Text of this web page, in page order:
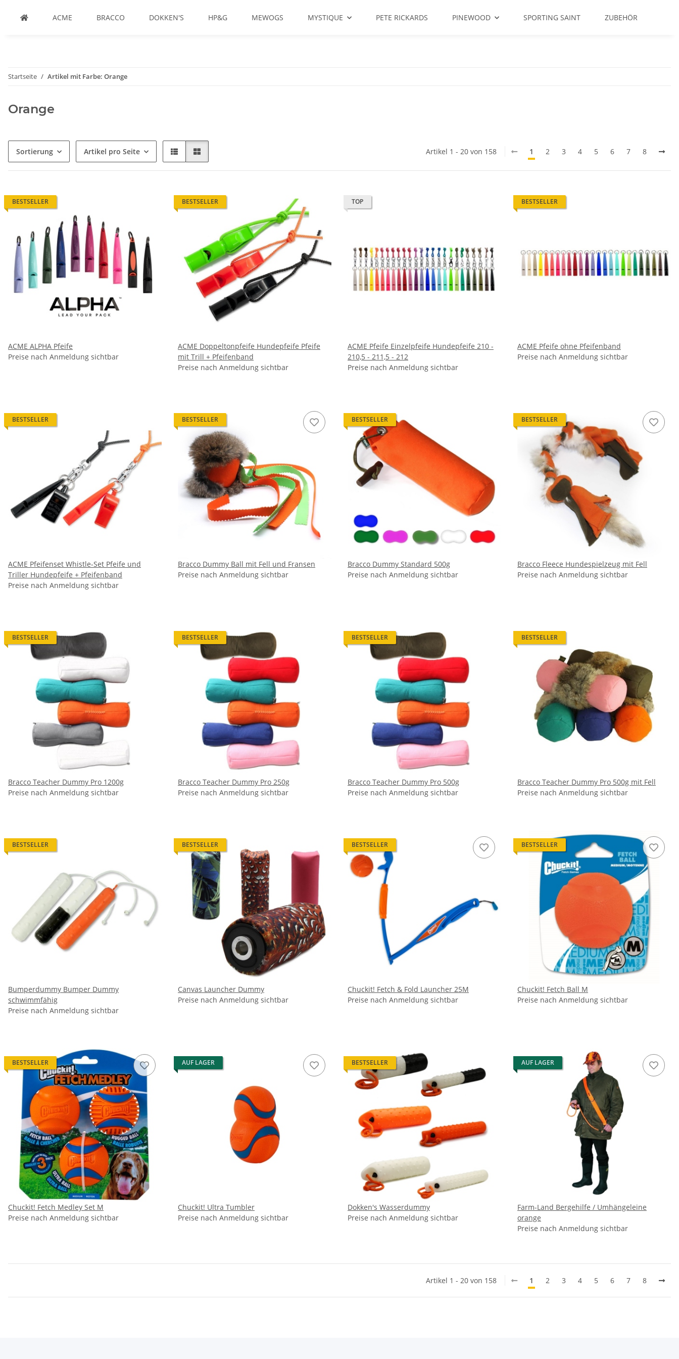
ACME BRACCO DOKKEN'S HP&G MEWOGS MYSTIQUE PETE RICKARDS PINEWOOD SPORTING SAINT ZUBEHÖR
Startseite Artikel mit Farbe: Orange
Orange
Sortierung Artikel pro Seite Artikel 1 - 20 von 158 1 2 3 4 5 6 7 8
BESTSELLER
ACME ALPHA Pfeife
Preise nach Anmeldung sichtbar
BESTSELLER
ACME Doppeltonpfeife Hundepfeife Pfeife
mit Trill + Pfeifenband
Preise nach Anmeldung sichtbar
TOP
ACME Pfeife Einzelpfeife Hundepfeife 210 -
210,5 - 211,5 - 212
Preise nach Anmeldung sichtbar
BESTSELLER
ACME Pfeife ohne Pfeifenband
Preise nach Anmeldung sichtbar
BESTSELLER
ACME Pfeifenset Whistle-Set Pfeife und
Triller Hundepfeife + Pfeifenband
Preise nach Anmeldung sichtbar
BESTSELLER
Bracco Dummy Ball mit Fell und Fransen
Preise nach Anmeldung sichtbar
BESTSELLER
Bracco Dummy Standard 500g
Preise nach Anmeldung sichtbar
BESTSELLER
Bracco Fleece Hundespielzeug mit Fell
Preise nach Anmeldung sichtbar
BESTSELLER
Bracco Teacher Dummy Pro 1200g
Preise nach Anmeldung sichtbar
BESTSELLER
Bracco Teacher Dummy Pro 250g
Preise nach Anmeldung sichtbar
BESTSELLER
Bracco Teacher Dummy Pro 500g
Preise nach Anmeldung sichtbar
BESTSELLER
Bracco Teacher Dummy Pro 500g mit Fell
Preise nach Anmeldung sichtbar
BESTSELLER
Bumperdummy Bumper Dummy
schwimmfähig
Preise nach Anmeldung sichtbar
BESTSELLER
Canvas Launcher Dummy
Preise nach Anmeldung sichtbar
BESTSELLER
Chuckit! Fetch & Fold Launcher 25M
Preise nach Anmeldung sichtbar
BESTSELLER
Chuckit! Fetch Ball M
Preise nach Anmeldung sichtbar
BESTSELLER
Chuckit! Fetch Medley Set M
Preise nach Anmeldung sichtbar
AUF LAGER
Chuckit! Ultra Tumbler
Preise nach Anmeldung sichtbar
BESTSELLER
Dokken's Wasserdummy
Preise nach Anmeldung sichtbar
AUF LAGER
Farm-Land Bergehilfe / Umhängeleine
orange
Preise nach Anmeldung sichtbar
Artikel 1 - 20 von 158 1 2 3 4 5 6 7 8